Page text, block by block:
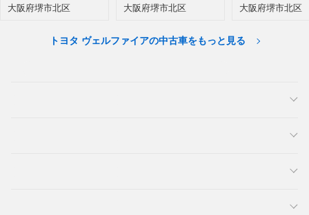
大阪府堺市北区 大阪府堺市北区 大阪府堺市北区
トヨタ ヴェルファイアの中古車をもっと見る